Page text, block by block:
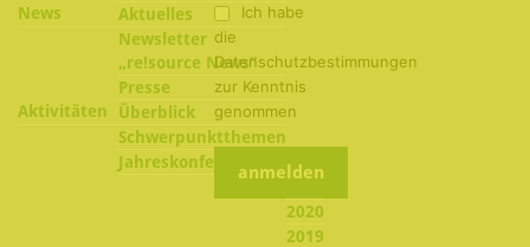
News
Aktuelles
Newsletter
„re!source News“
Presse
Aktivitäten
Überblick
Schwerpunktthemen
Jahreskonferenzen
2022
2020
2019
Ich habe
die
Datenschutzbestimmungen
zur Kenntnis
genommen